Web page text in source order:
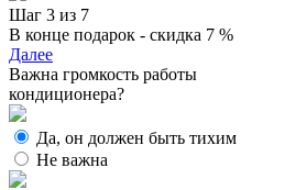
Шаг 3 из 7
В конце подарок - скидка 7 %
Далее
Важна громкость работы
кондиционера?
Да, он должен быть тихим
Не важна